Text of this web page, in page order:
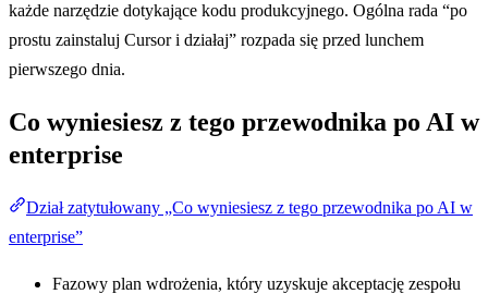
każde narzędzie dotykające kodu produkcyjnego. Ogólna rada “po
prostu zainstaluj Cursor i działaj” rozpada się przed lunchem
pierwszego dnia.
Co wyniesiesz z tego przewodnika po AI w
enterprise
Dział zatytułowany „Co wyniesiesz z tego przewodnika po AI w
enterprise”
Fazowy plan wdrożenia, który uzyskuje akceptację zespołu